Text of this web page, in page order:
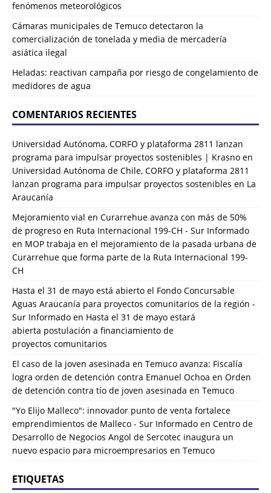
fenómenos meteorológicos
Cámaras municipales de Temuco detectaron la
comercialización de tonelada y media de mercadería
asiática ilegal
Heladas: reactivan campaña por riesgo de congelamiento de
medidores de agua
COMENTARIOS RECIENTES
Universidad Autónoma, CORFO y plataforma 2811 lanzan
programa para impulsar proyectos sostenibles | Krasno en
Universidad Autónoma de Chile, CORFO y plataforma 2811
lanzan programa para impulsar proyectos sostenibles en La
Araucanía
Mejoramiento vial en Curarrehue avanza con más de 50%
de progreso en Ruta Internacional 199-CH - Sur Informado
en MOP trabaja en el mejoramiento de la pasada urbana de
Curarrehue que forma parte de la Ruta Internacional 199-
CH
Hasta el 31 de mayo está abierto el Fondo Concursable
Aguas Araucanía para proyectos comunitarios de la región -
Sur Informado en Hasta el 31 de mayo estará
abierta postulación a financiamiento de
proyectos comunitarios
El caso de la joven asesinada en Temuco avanza: Fiscalía
logra orden de detención contra Emanuel Ochoa en Orden
de detención contra tío de joven asesinada en Temuco
"Yo Elijo Malleco": innovador punto de venta fortalece
emprendimientos de Malleco - Sur Informado en Centro de
Desarrollo de Negocios Angol de Sercotec inaugura un
nuevo espacio para microempresarios en Temuco
ETIQUETAS